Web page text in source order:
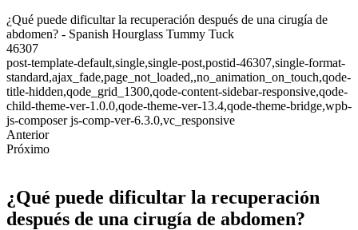
¿Qué puede dificultar la recuperación después de una cirugía de
abdomen? - Spanish Hourglass Tummy Tuck
46307
post-template-default,single,single-post,postid-46307,single-format-
standard,ajax_fade,page_not_loaded,,no_animation_on_touch,qode-
title-hidden,qode_grid_1300,qode-content-sidebar-responsive,qode-
child-theme-ver-1.0.0,qode-theme-ver-13.4,qode-theme-bridge,wpb-
js-composer js-comp-ver-6.3.0,vc_responsive
Anterior
Próximo
¿Qué puede dificultar la recuperación
después de una cirugía de abdomen?